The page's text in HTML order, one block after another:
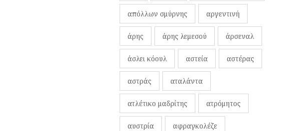
απόλλων σμύρνης αργεντινή
άρης άρης λεμεσού άρσεναλ
άσλει κόουλ αστεία αστέρας
αστράς αταλάντα
ατλέτικο μαδρίτης ατρόμητος
αυστρία αφραγκολέζε